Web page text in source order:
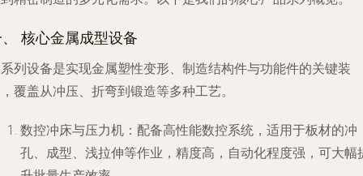
核心金属成型设备
列设备是实现金属塑性变形、制造结构件与功能件的关键装
覆盖从冲压、折弯到锻造等多种工艺。
数控冲床与压力机 ：配备高性能数控系统，适用于板材的冲
孔、成型、浅拉伸等作业，精度高，自动化程度强，可大幅